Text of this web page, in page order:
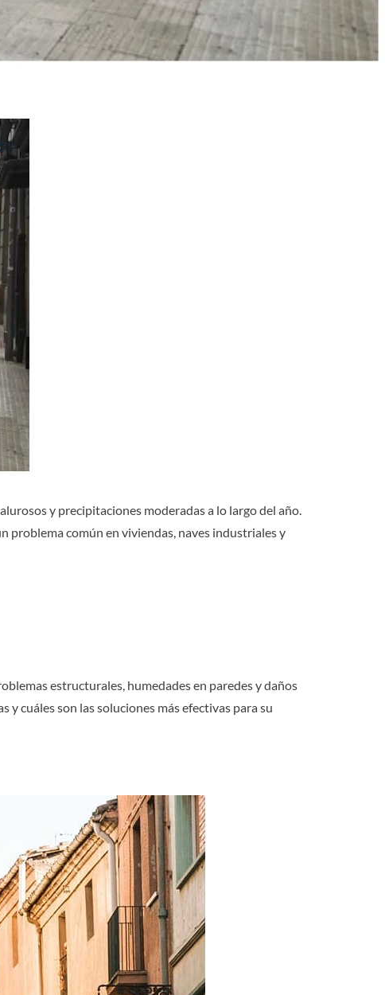
y precipitaciones moderadas a lo largo del año.
problema común en viviendas, naves industriales y
estructurales, humedades en paredes y daños
y cuáles son las soluciones más efectivas para su